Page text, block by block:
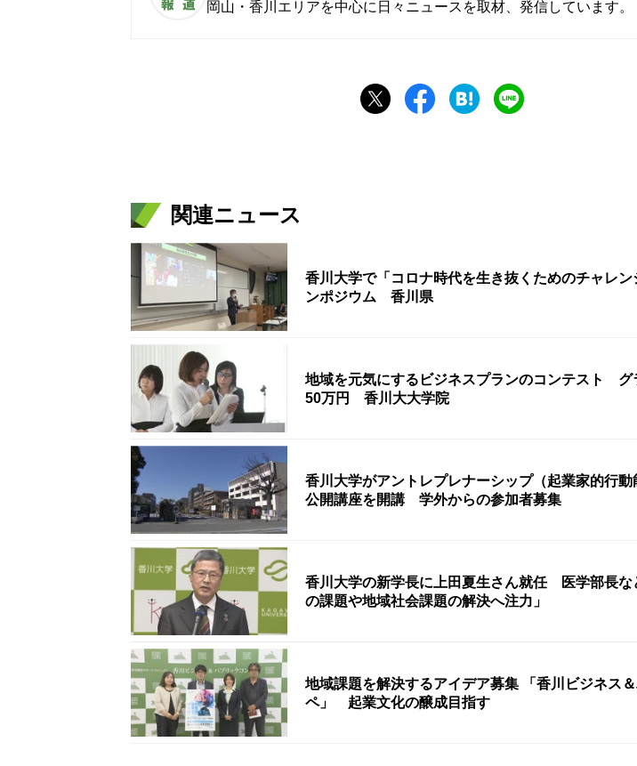
岡山・香川エリアを中心に日々ニュースを取材、発信しています。
関連ニュース
香川大学で「コロナ時代を生き抜くためのチャレ
ンポジウム 香川県
地域を元気にするビジネスプランのコンテスト グ
50万円 香川大大学院
香川大学がアントレプレナーシップ（起業家的行
公開講座を開講 学外からの参加者募集
香川大学の新学長に上田夏生さん就任 医学部長な
の課題や地域社会課題の解決へ注力」
地域課題を解決するアイデア募集 「香川ビジネス
ペ」 起業文化の醸成目指す